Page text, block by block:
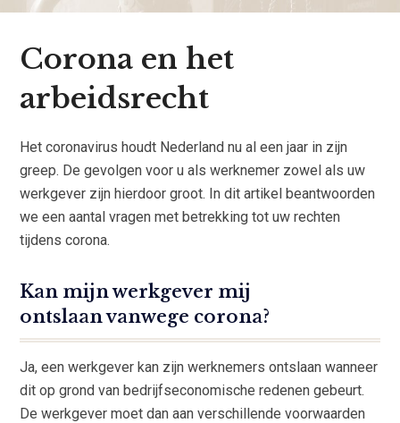
Corona en het
arbeidsrecht
Het coronavirus houdt Nederland nu al een jaar in zijn
greep. De gevolgen voor u als werknemer zowel als uw
werkgever zijn hierdoor groot. In dit artikel beantwoorden
we een aantal vragen met betrekking tot uw rechten
tijdens corona.
Kan mijn werkgever mij
ontslaan vanwege corona?
Ja, een werkgever kan zijn werknemers ontslaan wanneer
dit op grond van bedrijfseconomische redenen gebeurt.
De werkgever moet dan aan verschillende voorwaarden